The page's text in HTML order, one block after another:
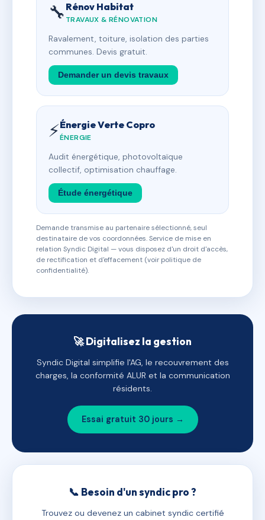
🔧 Rénov Habitat
TRAVAUX & RÉNOVATION
Ravalement, toiture, isolation des parties
communes. Devis gratuit.
Demander un devis travaux
⚡Énergie Verte Copro
ÉNERGIE
Audit énergétique, photovoltaïque
collectif, optimisation chauffage.
Étude énergétique
Demande transmise au partenaire sélectionné, seul
destinataire de vos coordonnées. Service de mise en
relation Syndic Digital — vous disposez d'un droit d'accès,
de rectification et d'effacement (voir politique de
confidentialité).
🚀 Digitalisez la gestion
Syndic Digital simplifie l'AG, le recouvrement des
charges, la conformité ALUR et la communication
résidents.
Essai gratuit 30 jours →
📞 Besoin d'un syndic pro ?
Trouvez ou devenez un cabinet syndic certifié